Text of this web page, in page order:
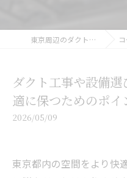
東京周辺のダクト工事なら有限会社岩元空調 コラム
ダクト工事や設備
適に保つためのポイ
2026/05/09
東京都内の空間をより快